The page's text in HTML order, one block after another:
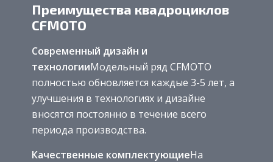
Преимущества квадроциклов
CFMOTO
Современный дизайн и
технологииМодельный ряд CFMOTO
полностью обновляется каждые 3-5 лет, а
улучшения в технологиях и дизайне
вносятся постоянно в течение всего
периода производства.
Качественные комплектующиеНа